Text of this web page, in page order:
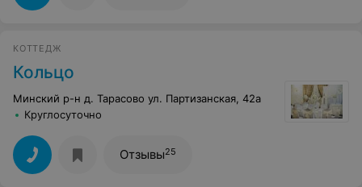
КОТТЕДЖ
Кольцо
Минский р-н д. Тарасово ул. Партизанская, 42а
Круглосуточно
Отзывы25